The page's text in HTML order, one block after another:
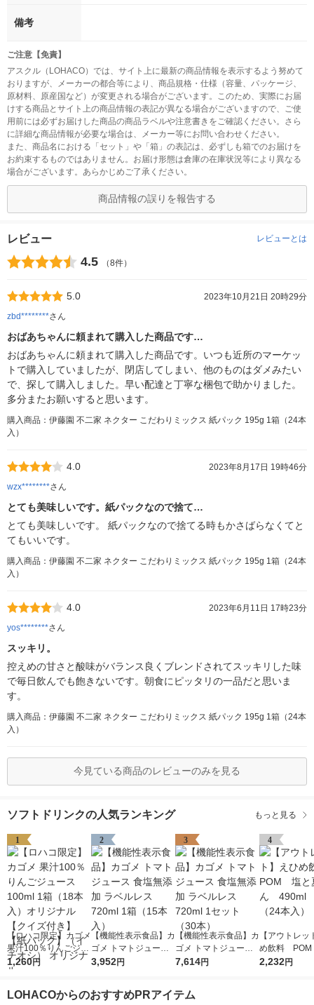
備考
ご注意【免責】
アスクル（LOHACO）では、サイト上に最新の商品情報を表示するよう努めて
おりますが、メーカーの都合等により、商品規格・仕様（容量、パッケージ、
原材料、原産国など）が変更される場合がございます。このため、実際にお届
けする商品とサイト上の商品情報の表記が異なる場合がございますので、ご使
用前には必ずお届けした商品の商品ラベルや注意書きをご確認ください。さら
に詳細な商品情報が必要な場合は、メーカー等にお問い合わせください。
また、商品名における「セット」や「箱」の表記は、必ずしも箱でのお届けを
お約束するものではありません。お届け形態は倉庫の在庫状況等により異なる
場合がございます。あらかじめご了承ください。
商品情報の誤りを報告する
レビュー レビューとは
4.5 （8件）
5.0
2023年10月21日 20時29分
zbd********さん
おばあちゃんに頼まれて購入した商品です…
おばあちゃんに頼まれて購入した商品です。いつも近所のマーケッ
トで購入していましたが、閉店してしまい、他のものはダメみたい
で、探して購入しました。早い配達と丁寧な梱包で助かりました。
多分またお願いすると思います。
購入商品：伊藤園 不二家 ネクター こだわりミックス 紙パック 195g 1箱（24本
入）
4.0
2023年8月17日 19時46分
wzx********さん
とても美味しいです。紙パックなので捨て…
とても美味しいです。 紙パックなので捨てる時もかさばらなくてと
てもいいです。
購入商品：伊藤園 不二家 ネクター こだわりミックス 紙パック 195g 1箱（24本
入）
4.0
2023年6月11日 17時23分
yos********さん
スッキリ。
控えめの甘さと酸味がバランス良くブレンドされてスッキリした味
で毎日飲んでも飽きないです。朝食にピッタリの一品だと思いま
す。
購入商品：伊藤園 不二家 ネクター こだわりミックス 紙パック 195g 1箱（24本
入）
今見ている商品のレビューのみを見る
ソフトドリンクの人気ランキング もっと見る
1
【ロハコ限定】カゴメ
果汁100％りんごジュ
ース100ml 1箱（18本
（イチオシ） オリジ
1,260円
2
【機能性表示食品】カ
ゴメ トマトジュース
食塩無添加 ラベルレ
3,952円
3
【機能性表示食品】カ
ゴメ トマトジュース
食塩無添加 ラベルレ
7,614円
4
【アウトレッ
め飲料
夏みかん
2,232円
LOHACOからのおすすめPRアイテム